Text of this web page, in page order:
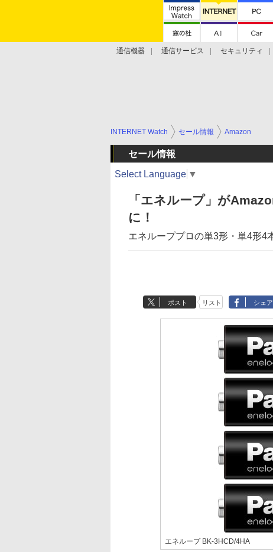
通信機器 通信サービス セキュリティ
INTERNET Watch セール情報 Amazon
セール情報
Select Language ▼
「エネループ」が
に！
エネループプロの単3形・単4形4
ポスト リスト シェア
エネループ BK-3HCD/4HA